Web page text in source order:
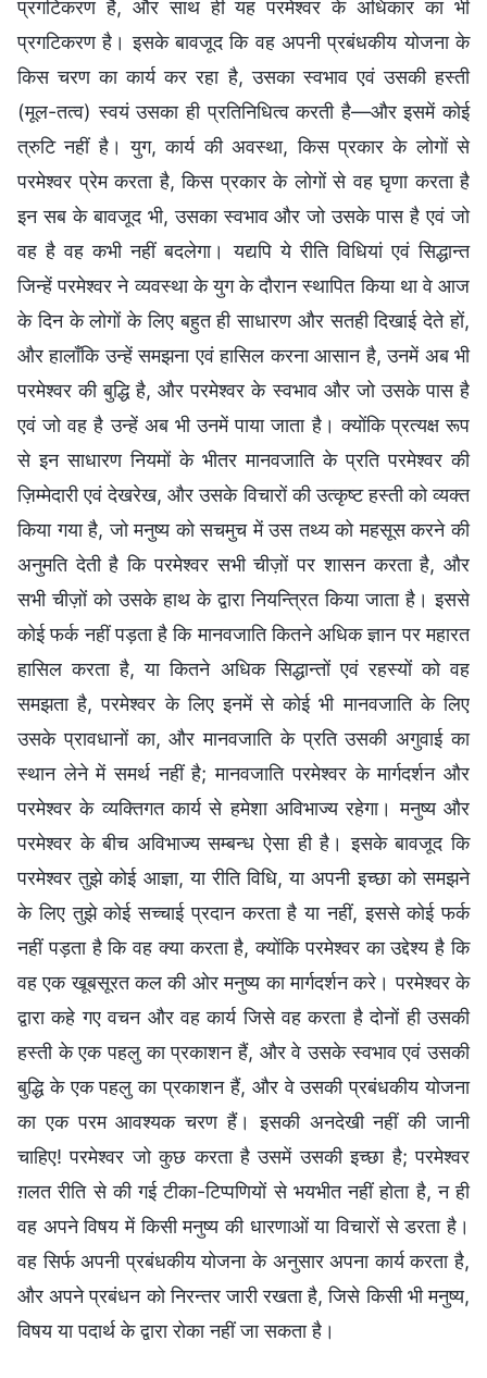
प्रगटिकरण है, और साथ ही यह परमेश्वर के अधिकार का भी
प्रगटिकरण है। इसके बावजूद कि वह अपनी प्रबंधकीय योजना के
किस चरण का कार्य कर रहा है, उसका स्वभाव एवं उसकी हस्ती
(मूल-तत्व) स्वयं उसका ही प्रतिनिधित्व करती है—और इसमें कोई
त्रुटि नहीं है। युग, कार्य की अवस्था, किस प्रकार के लोगों से
परमेश्वर प्रेम करता है, किस प्रकार के लोगों से वह घृणा करता है
इन सब के बावजूद भी, उसका स्वभाव और जो उसके पास है एवं जो
वह है वह कभी नहीं बदलेगा। यद्यपि ये रीति विधियां एवं सिद्धान्त
जिन्हें परमेश्वर ने व्यवस्था के युग के दौरान स्थापित किया था वे आज
के दिन के लोगों के लिए बहुत ही साधारण और सतही दिखाई देते हों,
और हालाँकि उन्हें समझना एवं हासिल करना आसान है, उनमें अब भी
परमेश्वर की बुद्धि है, और परमेश्वर के स्वभाव और जो उसके पास है
एवं जो वह है उन्हें अब भी उनमें पाया जाता है। क्योंकि प्रत्यक्ष रूप
से इन साधारण नियमों के भीतर मानवजाति के प्रति परमेश्वर की
ज़िम्मेदारी एवं देखरेख, और उसके विचारों की उत्कृष्ट हस्ती को व्यक्त
किया गया है, जो मनुष्य को सचमुच में उस तथ्य को महसूस करने की
अनुमति देती है कि परमेश्वर सभी चीज़ों पर शासन करता है, और
सभी चीज़ों को उसके हाथ के द्वारा नियन्त्रित किया जाता है। इससे
कोई फर्क नहीं पड़ता है कि मानवजाति कितने अधिक ज्ञान पर महारत
हासिल करता है, या कितने अधिक सिद्धान्तों एवं रहस्यों को वह
समझता है, परमेश्वर के लिए इनमें से कोई भी मानवजाति के लिए
उसके प्रावधानों का, और मानवजाति के प्रति उसकी अगुवाई का
स्थान लेने में समर्थ नहीं है; मानवजाति परमेश्वर के मार्गदर्शन और
परमेश्वर के व्यक्तिगत कार्य से हमेशा अविभाज्य रहेगा। मनुष्य और
परमेश्वर के बीच अविभाज्य सम्बन्ध ऐसा ही है। इसके बावजूद कि
परमेश्वर तुझे कोई आज्ञा, या रीति विधि, या अपनी इच्छा को समझने
के लिए तुझे कोई सच्चाई प्रदान करता है या नहीं, इससे कोई फर्क
नहीं पड़ता है कि वह क्या करता है, क्योंकि परमेश्वर का उद्देश्य है कि
वह एक खूबसूरत कल की ओर मनुष्य का मार्गदर्शन करे। परमेश्वर के
द्वारा कहे गए वचन और वह कार्य जिसे वह करता है दोनों ही उसकी
हस्ती के एक पहलु का प्रकाशन हैं, और वे उसके स्वभाव एवं उसकी
बुद्धि के एक पहलु का प्रकाशन हैं, और वे उसकी प्रबंधकीय योजना
का एक परम आवश्यक चरण हैं। इसकी अनदेखी नहीं की जानी
चाहिए! परमेश्वर जो कुछ करता है उसमें उसकी इच्छा है; परमेश्वर
ग़लत रीति से की गई टीका-टिप्पणियों से भयभीत नहीं होता है, न ही
वह अपने विषय में किसी मनुष्य की धारणाओं या विचारों से डरता है।
वह सिर्फ अपनी प्रबंधकीय योजना के अनुसार अपना कार्य करता है,
और अपने प्रबंधन को निरन्तर जारी रखता है, जिसे किसी भी मनुष्य,
विषय या पदार्थ के द्वारा रोका नहीं जा सकता है।